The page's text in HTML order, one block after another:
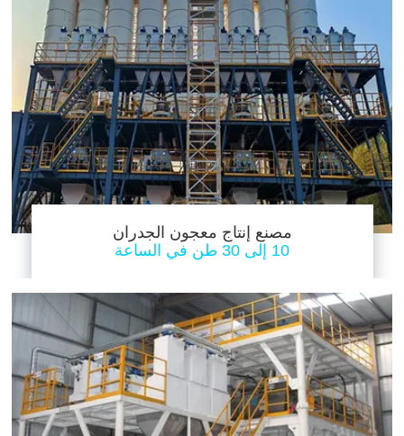
مصنع إنتاج معجون الجدران
10 إلى 30 طن في الساعة